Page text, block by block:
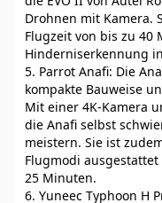
Drohnen mit Kamera.
Flugzeit von bis zu
Hinderniserkennung
5. Parrot Anafi: Die
kompakte Bauweise
Mit einer 4K-Kamera
die Anafi selbst
meistern. Sie ist
Flugmodi
25 Minuten.
6. Yuneec Typhoon H